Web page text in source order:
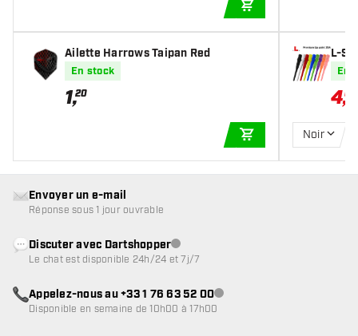
Ailette Harrows Taipan Red
En stock
1,20
AJOUTER AU
L-
En
4,04
Noir
Envoyer un e-mail
Réponse sous 1 jour ouvrable
Discuter avec DartshopperService client indisponible
Le chat est disponible 24h/24 et 7j/7
Appelez-nous au +33 1 76 63 52 00Service client indisponible
Disponible en semaine de 10h00 à 17h00